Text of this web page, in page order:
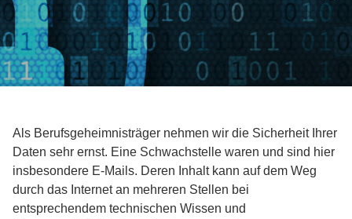
Als Berufsgeheimnisträger nehmen wir die Sicherheit Ihrer
Daten sehr ernst. Eine Schwachstelle waren und sind hier
insbesondere E-Mails. Deren Inhalt kann auf dem Weg
durch das Internet an mehreren Stellen bei
entsprechendem technischen Wissen und